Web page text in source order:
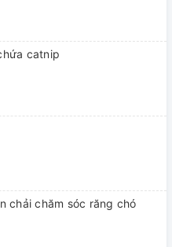
catnip
chải chăm sóc răng chó